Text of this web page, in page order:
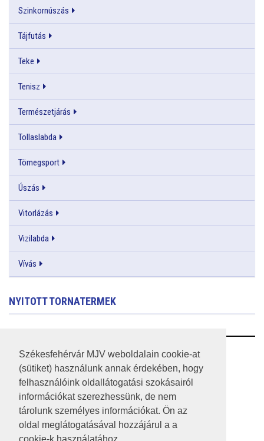
Székesfehérvár MJV weboldalain cookie-at
(sütiket) használunk annak érdekében, hogy
felhasználóink oldallátogatási szokásairól
információkat szerezhessünk, de nem
tárolunk személyes információkat. Ön az
oldal meglátogatásával hozzájárul a a
Szinkornúszás
Tájfutás
Teke
Tenisz
Természetjárás
Tollaslabda
Tömegsport
Úszás
Vitorlázás
Vizilabda
Vívás
NYITOTT TORNATERMEK
RSS
A HONLAP 2017.03.31-I ÁLLAPOTA
JOGI NYILATKOZAT
IMPRESSZUM